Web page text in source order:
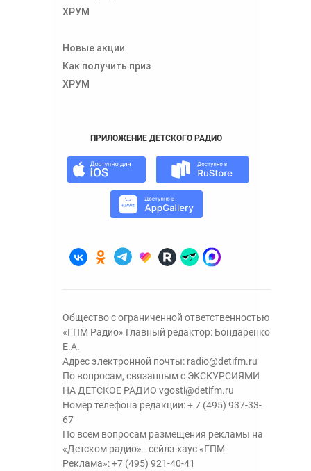
ХРУМ
Новые акции
Как получить приз
ХРУМ
ПРИЛОЖЕНИЕ ДЕТСКОГО РАДИО
Общество с ограниченной ответственностью
«ГПМ Радио» Главный редактор: Бондаренко
Е.А.
Адрес электронной почты: radio@detifm.ru
По вопросам, связанным с ЭКСКУРСИЯМИ
НА ДЕТСКОЕ РАДИО vgosti@detifm.ru
Номер телефона редакции:+ 7 (495) 937-33-
67
По всем вопросам размещения рекламы на
«Детском радио» - сейлз-хаус «ГПМ
Реклама»:+7 (495) 921-40-41